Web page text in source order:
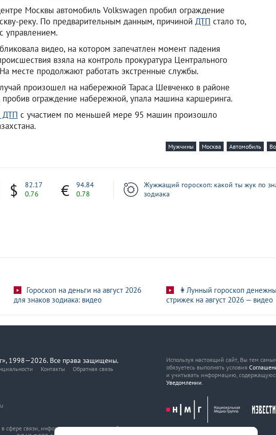
Москвы автомобиль Volkswagen пробил ограждение
реку. По предварительным данным, причиной ДТП стало то,
управлением.
видео, на котором запечатлен момент падения
взяла на контроль прокуратура Центрального
месте продолжают работать экстренные службы.
произошел на набережной Тараса Шевченко в районе
пробив ограждение набережной, упала машина каршеринга.
ДТП с участием по меньшей мере 95 машин произошло
Мужчины Москва Автомобиль
82.17
0.76
94.84
0.78
Жужжащий гороскоп: какой ты жук по
зодиака
Гороскоп на деньги на август 2026
для знаков зодиака: видео
👩Лунный гороскоп
стрижек на август 2026 — видео
1998—2026. Все права защищены.
Контакты Обратная связь
Используя настоящий сайт, Вы тем
обязуетесь выполнять условия
и учитывать информацию,
Уведомлении.
сфере связи, информационных технологий